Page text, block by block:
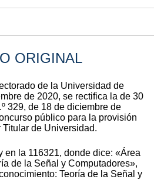
ORIGINAL
de la Universidad de
de 2020, se rectifica la de 30
329, de 18 de diciembre de
público para la provisión
de Universidad.
en la 116321, donde dice: «Área
de la Señal y Computadores»,
Teoría de la Señal y